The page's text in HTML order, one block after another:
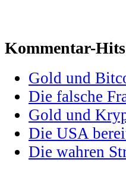
Kommentar-Hits
Gold und
Die falsche
Gold und
Die USA
Die wahren